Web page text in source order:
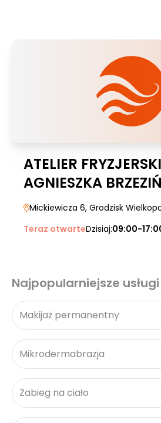
ATELIER
AGNIESZKA
Mickiewicza 6, Grodzisk
Teraz otwarteDzisiaj:09:00-
Najpopularniejsze usługi
Makijaż permanentny
Mikrodermabrazja
Zabieg na ciało